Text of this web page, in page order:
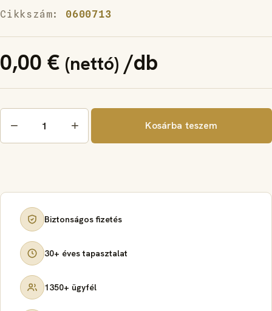
Cikkszám: 0600713
0,00 € (nettó) /db
Gyalult
lemez
− + Kosárba teszem
Biztonságos fizetés
30+ éves tapasztalat
1350+ ügyfél